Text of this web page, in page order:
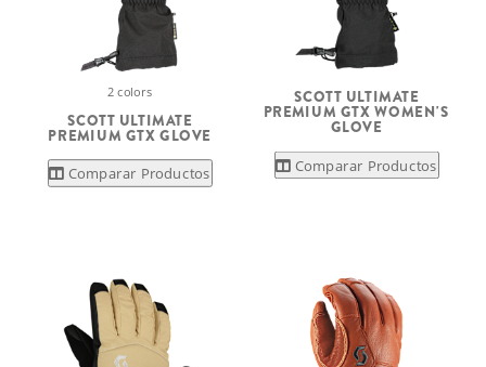
2 colors
SCOTT ULTIMATE
PREMIUM GTX GLOVE
Comparar Productos
SCOTT ULTIMATE
PREMIUM GTX WOMEN'S
GLOVE
Comparar Productos